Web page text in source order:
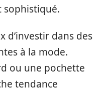
sophistiqué.
d’investir dans des
à la mode.
ou une pochette
tendance